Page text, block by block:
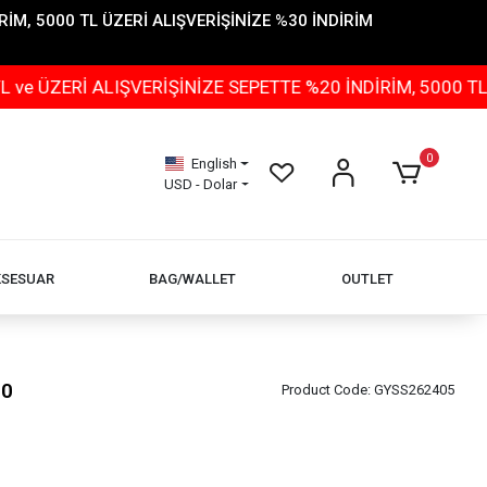
5000 TL ÜZERİ ALIŞVERİŞİNİZE %30 İNDİRİM
ALIŞVERİŞİNİZE SEPETTE %20 İNDİRİM, 5000 TL
English
USD - Dolar
0
BAG/WALLET OUTLET
Product Code: GYSS262405